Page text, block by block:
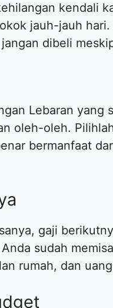
kendali
jauh-jauh
dibeli
Lebaran yang
oleh-oleh.
bermanfaat
gaji
sudah
rumah, dan